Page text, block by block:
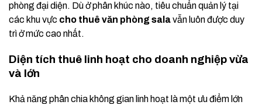
phòng đại diện. Dù ở phân khúc nào, tiêu chuẩn quản lý tại
các khu vực cho thuê văn phòng salavẫn luôn được duy
trì ở mức cao nhất.
Diện tích thuê linh hoạt cho doanh nghiệp vừa
và lớn
Khả năng phân chia không gian linh hoạt là một ưu điểm lớn